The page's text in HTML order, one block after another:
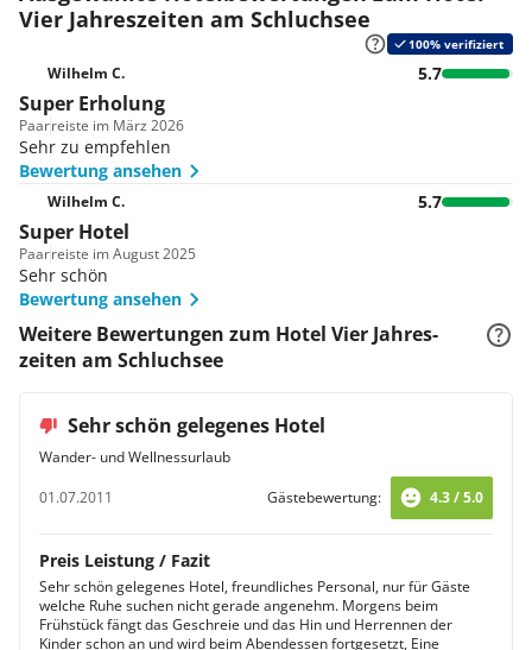
Vier Jahres­zeiten am Schluchsee
100% verifiziert
Wilhelm C. 5.7
Super Erholung
Paarreiste im März 2026
Sehr zu empfehlen
Bewertung ansehen
Wilhelm C. 5.7
Super Hotel
Paarreiste im August 2025
Sehr schön
Bewertung ansehen
Weitere Bewertungen zum Hotel Vier Jahres­
zeiten am Schluchsee
Sehr schön gelegenes Hotel
Wander- und Wellnessurlaub
01.07.2011
Gästebewertung: 4.3 / 5.0
Preis Leistung / Fazit
Sehr schön gelegenes Hotel, freundliches Personal, nur für Gäste
welche Ruhe suchen nicht gerade angenehm. Morgens beim
Frühstück fängt das Geschreie und das Hin und Herrennen der
Kinder schon an und wird beim Abendessen fortgesetzt, Eine